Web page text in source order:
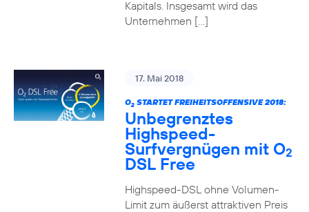
Kapitals. Insgesamt wird das
Unternehmen […]
17. Mai 2018
O2STARTET FREIHEITSOFFENSIVE 2018:
Unbegrenztes
Highspeed-
Surfvergnügen mit O2
DSL Free
Highspeed-DSL ohne Volumen-
Limit zum äußerst attraktiven Preis